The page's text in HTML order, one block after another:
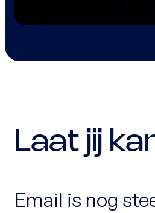
Laat jij
Email is nog